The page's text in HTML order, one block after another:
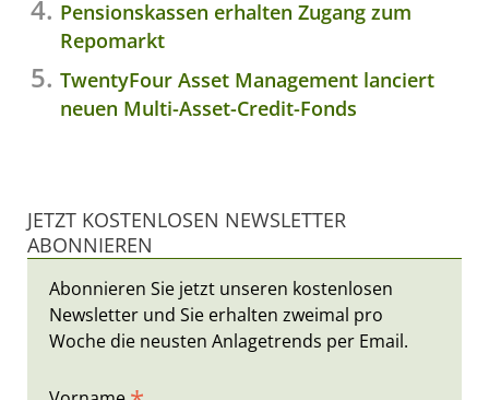
Pensionskassen erhalten Zugang zum
Repomarkt
TwentyFour Asset Management lanciert
neuen Multi-Asset-Credit-Fonds
JETZT KOSTENLOSEN NEWSLETTER
ABONNIEREN
Abonnieren Sie jetzt unseren kostenlosen
Newsletter und Sie erhalten zweimal pro
Woche die neusten Anlagetrends per Email.